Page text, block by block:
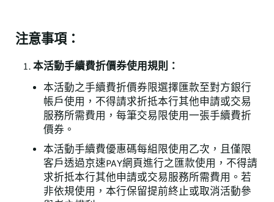
注意事項：
本活動手續費折價券使用規則：
本活動之手續費折價券限選擇匯款至對方銀行
帳戶使用，不得請求折抵本行其他申請或交易
服務所需費用，每筆交易限使用一張手續費折
價券。
本活動手續費優惠碼每組限使用乙次，且僅限
客戶透過京速PAY網頁進行之匯款使用，不得請
求折抵本行其他申請或交易服務所需費用。若
非依規使用，本行保留提前終止或取消活動參